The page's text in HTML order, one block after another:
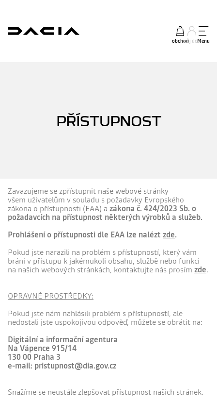
obchodmůj účetMenu
PŘÍSTUPNOST
Zavazujeme se zpřístupnit naše webové stránky
všem uživatelům v souladu s požadavky Evropského
zákona o přístupnosti (EAA) a zákona č. 424/2023 Sb. o
požadavcích na přístupnost některých výrobků a služeb.
Prohlášení o přístupnosti dle EAA lze nalézt zde.
Pokud jste narazili na problém s přístupností, který vám
brání v přístupu k jakémukoli obsahu, službě nebo funkci
na našich webových stránkách, kontaktujte nás prosím zde.
OPRAVNÉ PROSTŘEDKY:
Pokud jste nám nahlásili problém s přístupností, ale
nedostali jste uspokojivou odpověď, můžete se obrátit na:
Digitální a informační agentura
Na Vápence 915/14
130 00 Praha 3
e-mail: pristupnost@dia.gov.cz
Snažíme se neustále zlepšovat přístupnost našich stránek.